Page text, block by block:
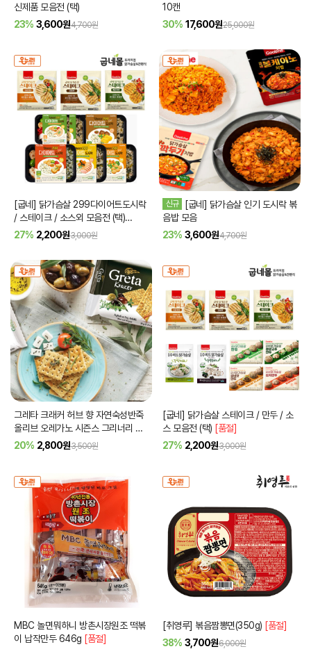
신제품 모음전 (택)
23% 3,600원4,700원
10캔
30% 17,600원25,000원
[굽네] 닭가슴살 299다이어트도시락
/ 스테이크 / 소스외 모음전 (택)
[품절]
27% 2,200원3,000원
신규
[굽네] 닭가슴살 인기 도시락 볶
음밥 모음
23% 3,600원4,700원
그레타 크래커 허브 향 자연숙성반죽
올리브 오레가노 시즌스 그리너리 수
입과자
20% 2,800원3,500원
[굽네] 닭가슴살 스테이크 / 만두 / 소
스 모음전 (택) [품절]
27% 2,200원3,000원
MBC 놀면뭐하니 방촌시장원조 떡볶
이 납작만두 646g [품절]
[취영루] 볶음짬뽕면(350g) [품절]
38% 3,700원6,000원